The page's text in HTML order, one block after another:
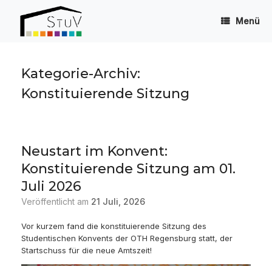
Menü
Kategorie-Archiv:
Konstituierende Sitzung
Neustart im Konvent:
Konstituierende Sitzung am 01.
Juli 2026
Veröffentlicht am 21 Juli, 2026
Vor kurzem fand die konstituierende Sitzung des
Studentischen Konvents der OTH Regensburg statt, der
Startschuss für die neue Amtszeit!